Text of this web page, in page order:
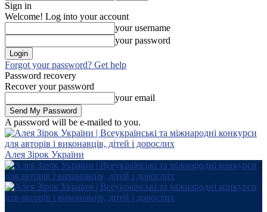
Sign in
Welcome! Log into your account
your username
your password
Forgot your password? Get help
Password recovery
Recover your password
your email
A password will be e-mailed to you.
Алея Зірок України